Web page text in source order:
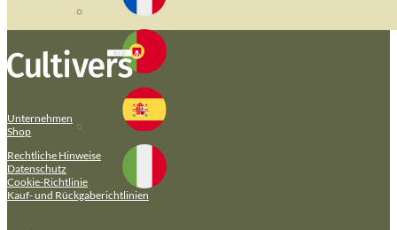
Unternehmen
Shop
Rechtliche Hinweise
Datenschutz
Cookie-Richtlinie
Kauf- und Rückgaberichtlinien